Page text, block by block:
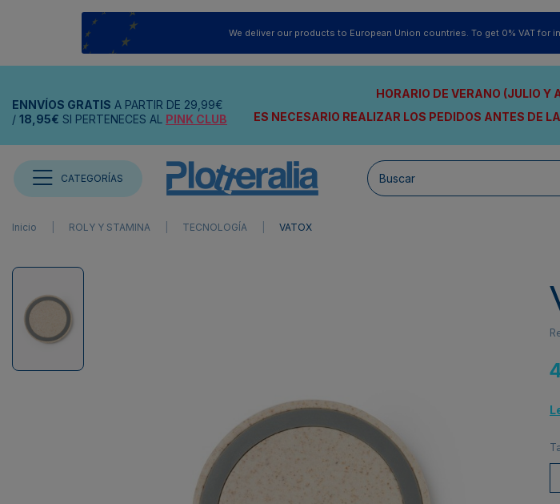
We deliver our products to European Union countries. To get 0% VAT for
ENNVÍOS GRATIS A PARTIR DE 29,99€
/ 18,95€ SI PERTENECES AL PINK CLUB
HORARIO DE VERANO (JULIO
ES NECESARIO REALIZAR LOS PEDIDOS ANTES DE
CATEGORÍAS
Inicio ROLY Y STAMINA TECNOLOGÍA VATOX